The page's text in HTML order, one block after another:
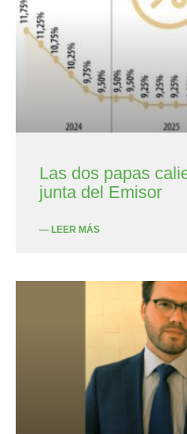
Las dos papas
junta del Emisor
— LEER MÁS